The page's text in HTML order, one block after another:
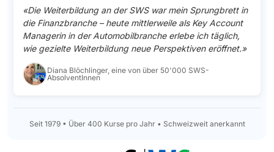
«Die Weiterbildung an der SWS war mein Sprungbrett in
die Finanzbranche – heute mittlerweile als Key Account
Managerin in der Automobilbranche erlebe ich täglich,
wie gezielte Weiterbildung neue Perspektiven eröffnet.»
Diana Blöchlinger, eine von über 50'000 SWS-
AbsolventInnen
Seit 1979 • Über 400 Kurse pro Jahr • Schweizweit anerkannt